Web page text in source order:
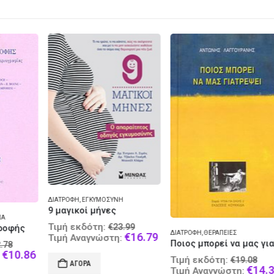
Current
ΔΙΑΤΡΟΦΉ,ΕΓΚΥΜΟΣΎΝΗ
9 μαγικοί μήνες
Τιμή εκδότη: €23.99 Original
price
Τιμή Αναγνώστη: €16.79Current
ΑΓΟΡΆ
ΔΙΑΤΡΟΦΉ,ΘΕΡΑΠΕΊΕΣ
Ποιος μπορεί να μας γιατρέψει
Τιμή εκδότη: €19.08 Original
price
Τιμή Αναγνώστη: €14.31